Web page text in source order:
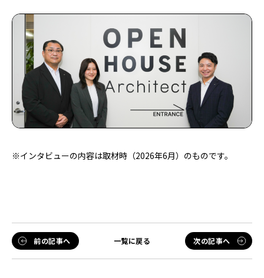
※インタビューの内容は取材時（2026年6月）のものです。
前の記事へ 一覧に戻る 次の記事へ